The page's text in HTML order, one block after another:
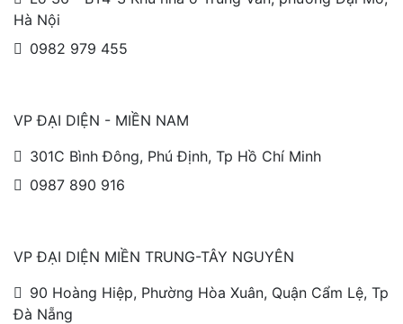
Hà Nội
0982 979 455
VP ĐẠI DIỆN - MIỀN NAM
301C Bình Đông, Phú Định, Tp Hồ Chí Minh
0987 890 916
VP ĐẠI DIỆN MIỀN TRUNG-TÂY NGUYÊN
90 Hoàng Hiệp, Phường Hòa Xuân, Quận Cẩm Lệ, Tp
Đà Nẵng